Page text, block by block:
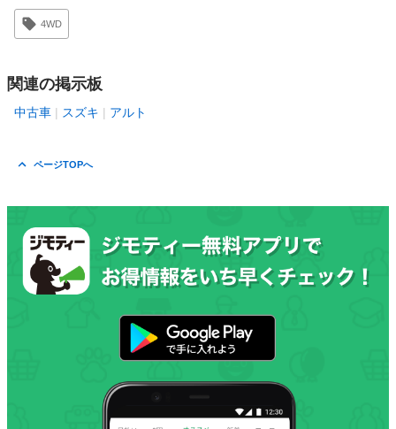
4WD
関連の掲示板
中古車 スズキ アルト
ページTOPへ